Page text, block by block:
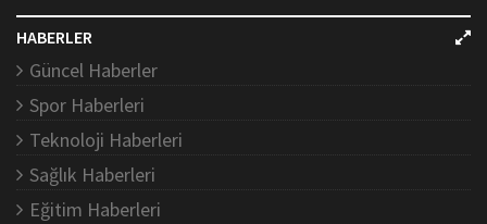
HABERLER
Güncel Haberler
Spor Haberleri
Teknoloji Haberleri
Sağlık Haberleri
Eğitim Haberleri